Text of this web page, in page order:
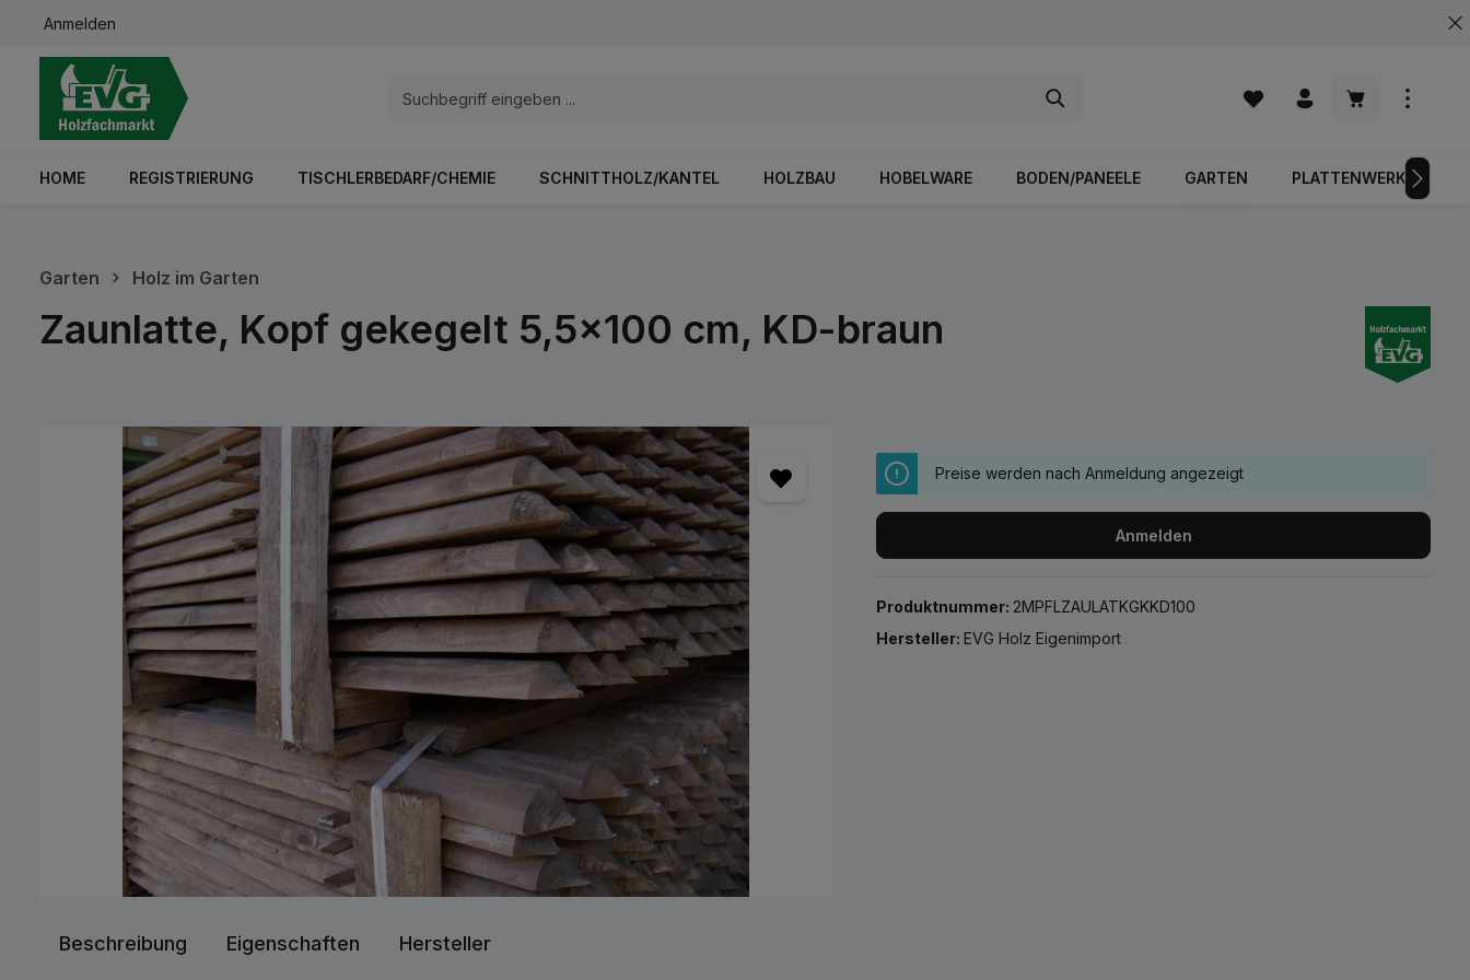
Zur Hauptnavigation springen
Anmelden
Warenkorb
HOME REGISTRIERUNG TISCHLERBEDARF/CHEMIE SCHNITTHOLZ/KANTEL HOLZBAU HOBELWARE BODEN/PANEELE GARTEN PLATTENWERKSTOFFE
Garten Holz im Garten
Zaunlatte, Kopf gekegelt 5,5x100 cm, KD-braun
Bildergalerie überspringen
Preise werden nach Anmeldung angezeigt
Anmelden
Produktnummer: 2MPFLZAULATKGKKD100
Hersteller:EVG Holz Eigenimport
Beschreibung Eigenschaften Hersteller